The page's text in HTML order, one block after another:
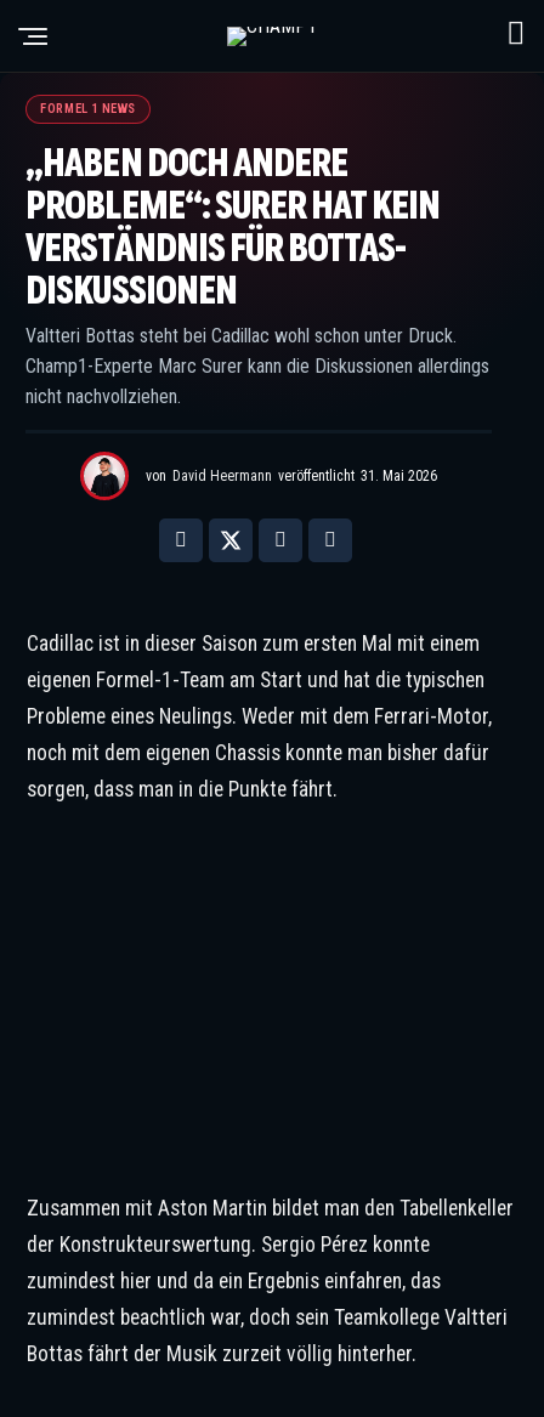
FORMEL 1 NEWS
„HABEN DOCH ANDERE
PROBLEME“: SURER HAT KEIN
VERSTÄNDNIS FÜR BOTTAS-
DISKUSSIONEN
Valtteri Bottas steht bei Cadillac wohl schon unter Druck.
Champ1-Experte Marc Surer kann die Diskussionen allerdings
nicht nachvollziehen.
von David Heermann veröffentlicht 31. Mai 2026
Cadillac ist in dieser Saison zum ersten Mal mit einem
eigenen Formel-1-Team am Start und hat die typischen
Probleme eines Neulings. Weder mit dem Ferrari-Motor,
noch mit dem eigenen Chassis konnte man bisher dafür
sorgen, dass man in die Punkte fährt.
Zusammen mit Aston Martin bildet man den Tabellenkeller
der Konstrukteurswertung. Sergio Pérez konnte
zumindest hier und da ein Ergebnis einfahren, das
zumindest beachtlich war, doch sein Teamkollege Valtteri
Bottas fährt der Musik zurzeit völlig hinterher.